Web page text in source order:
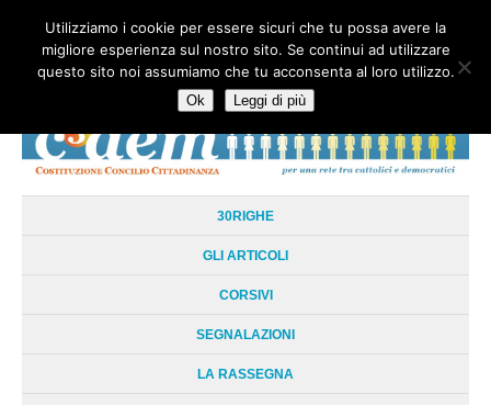
HOME CHI SIAMO LA RETE LE RADICI DOCUMENTAZIONE
AREE TEMATICHE
30RIGHE
GLI ARTICOLI
CORSIVI
SEGNALAZIONI
LA RASSEGNA
Utilizziamo i cookie per essere sicuri che tu possa avere la
migliore esperienza sul nostro sito. Se continui ad utilizzare
questo sito noi assumiamo che tu acconsenta al loro utilizzo.
Ok Leggi di più